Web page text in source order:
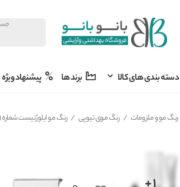
دسته بندی های کالا برند ها پیشنهاد ویژه
رنگ مو و ملزومات / رنگ موی تیوپی / رنگ مو ایلوژنیست شماره 6/01 یانسی YUNSEY مدل ILUSIONYST بلوند طبیعی دودی تیره حجم 60 میل